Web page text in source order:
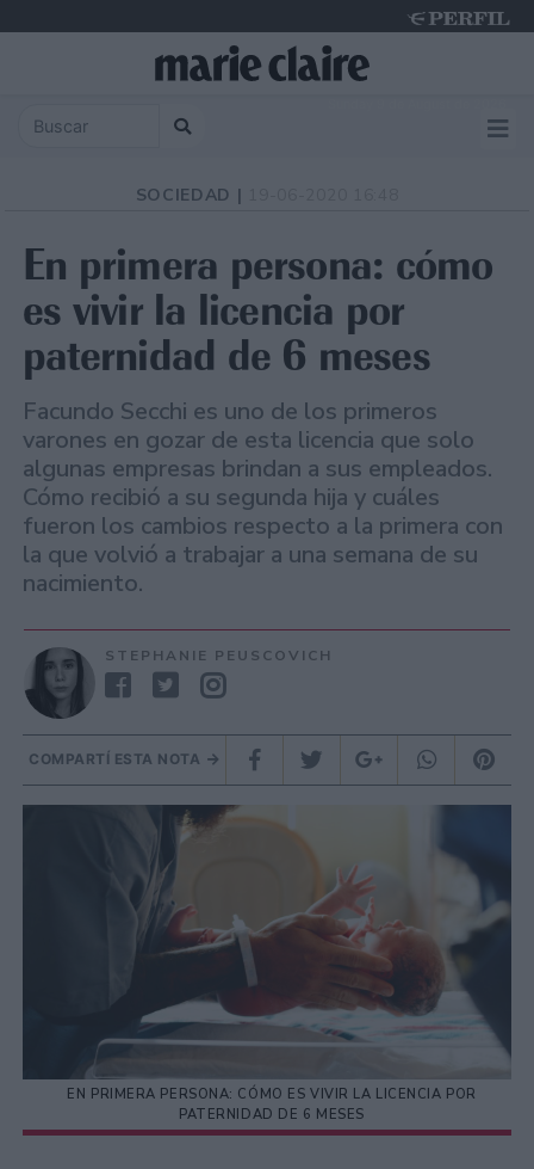
SOCIEDAD |
En primera persona: cómo
es vivir la licencia por
paternidad de 6 meses
Facundo Secchi es uno de los primeros
varones en gozar de esta licencia que solo
algunas empresas brindan a sus empleados.
Cómo recibió a su segunda hija y cuáles
fueron los cambios respecto a la primera con
la que volvió a trabajar a una semana de su
nacimiento.
STEPHANIE PEUSCOVICH
COMPARTÍ ESTA NOTA
EN PRIMERA PERSONA: CÓMO ES VIVIR LA LICENCIA POR
PATERNIDAD DE 6 MESES